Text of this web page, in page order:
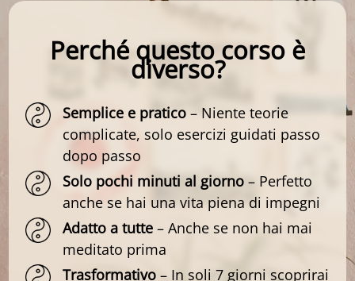
Perché questo corso è
diverso?
Semplice e pratico– Niente teorie
complicate, solo esercizi guidati passo
dopo passo
Solo pochi minuti al giorno– Perfetto
anche se hai una vita piena di impegni
Adatto a tutte– Anche se non hai mai
meditato prima
Trasformativo– In soli 7 giorni scoprirai